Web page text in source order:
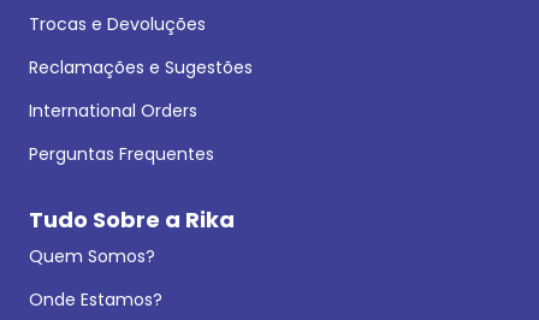
Trocas e Devoluções
Reclamações e Sugestões
International Orders
Perguntas Frequentes
Tudo Sobre a Rika
Quem Somos?
Onde Estamos?